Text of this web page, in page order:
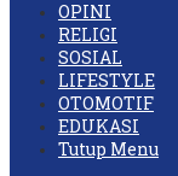
OPINI
RELIGI
SOSIAL
LIFESTYLE
OTOMOTIF
EDUKASI
Tutup Menu